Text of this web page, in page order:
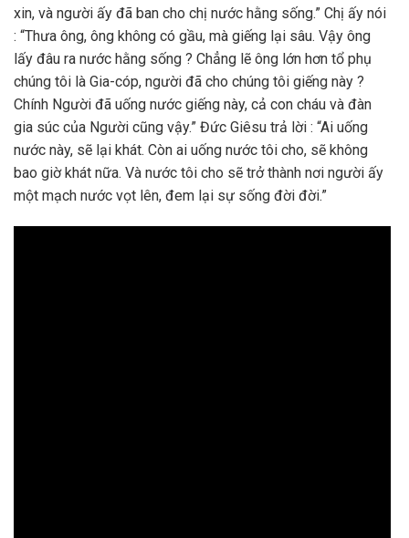
xin, và người ấy đã ban cho chị nước hằng sống.” Chị ấy nói
: “Thưa ông, ông không có gầu, mà giếng lại sâu. Vậy ông
lấy đâu ra nước hằng sống ? Chẳng lẽ ông lớn hơn tổ phụ
chúng tôi là Gia-cóp, người đã cho chúng tôi giếng này ?
Chính Người đã uống nước giếng này, cả con cháu và đàn
gia súc của Người cũng vậy.” Đức Giêsu trả lời : “Ai uống
nước này, sẽ lại khát. Còn ai uống nước tôi cho, sẽ không
bao giờ khát nữa. Và nước tôi cho sẽ trở thành nơi người ấy
một mạch nước vọt lên, đem lại sự sống đời đời.”